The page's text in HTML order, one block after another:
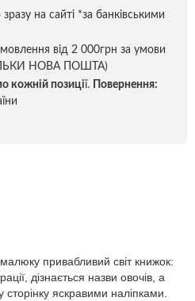
на сайті *за банківськими
від 2 000грн за умови
НОВА ПОШТА)
кожній позиції.
Повернення:
привабливий світ книжок:
дізнається назви овочів, а
яскравими наліпками.